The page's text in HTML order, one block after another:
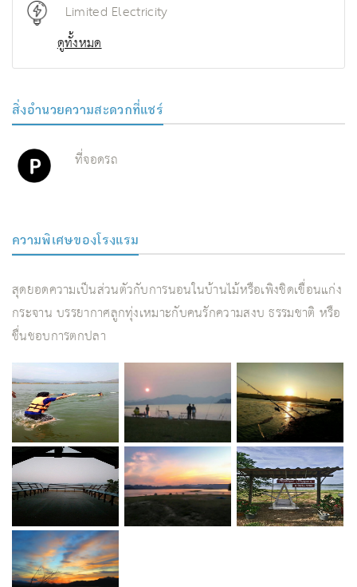
Limited Electricity
ดูทั้งหมด
สิ่งอํานวยความสะดวกที่แชร์
ที่จอดรถ
ความพิเศษของโรงแรม
สุดยอดความเป็นส่วนตัวกับการนอนในบ้านไม้หรือเพิงชิดเขื่อนแก่ง
กระจาน บรรยากาศลูกทุ่งเหมาะกับคนรักความสงบ ธรรมชาติ หรือ
ชื่นชอบการตกปลา